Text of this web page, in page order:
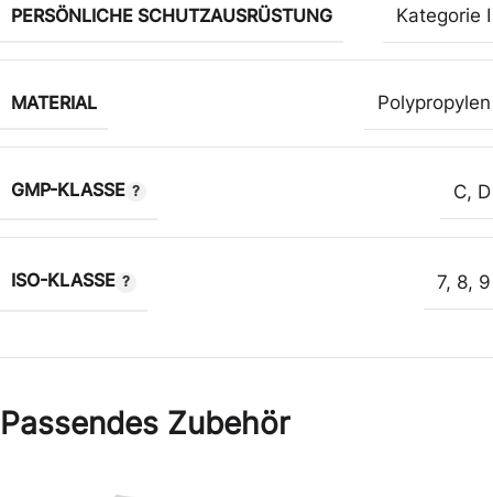
PERSÖNLICHE SCHUTZAUSRÜSTUNG Kategorie I
MATERIAL Polypropylen
GMP-KLASSE C, D
ISO-KLASSE 7, 8, 9
Passendes Zubehör